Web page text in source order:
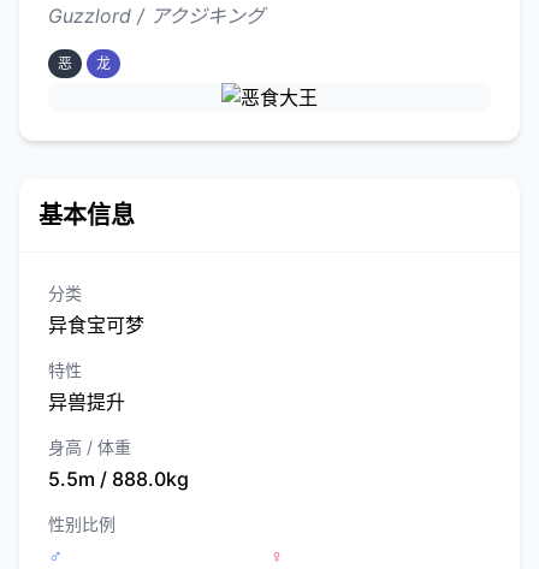
Guzzlord / アクジキング
恶 龙
基本信息
分类
异食宝可梦
特性
异兽提升
身高 / 体重
5.5m / 888.0kg
性别比例
♂ ♀